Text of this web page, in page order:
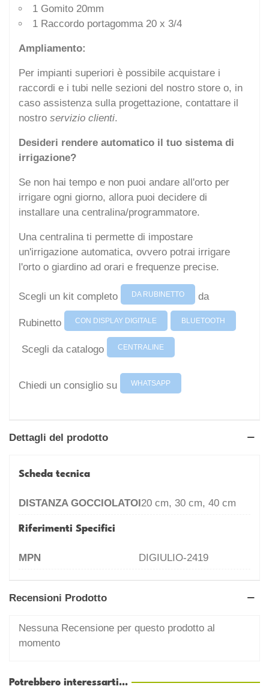
1 Gomito 20mm
1 Raccordo portagomma 20 x 3/4
Ampliamento:
Per impianti superiori è possibile acquistare i
raccordi e i tubi nelle sezioni del nostro store o, in
caso assistenza sulla progettazione, contattare il
nostro servizio clienti.
Desideri rendere automatico il tuo sistema di
irrigazione?
Se non hai tempo e non puoi andare all'orto per
irrigare ogni giorno, allora puoi decidere di
installare una centralina/programmatore.
Una centralina ti permette di impostare
un'irrigazione automatica, ovvero potrai irrigare
l'orto o giardino ad orari e frequenze precise.
Scegli un kit completo DA RUBINETTO da
Rubinetto CON DISPLAY DIGITALE BLUETOOTH
Scegli da catalogo CENTRALINE
Chiedi un consiglio su WHATSAPP
Dettagli del prodotto
Scheda tecnica
DISTANZA GOCCIOLATOI20 cm, 30 cm, 40 cm
Riferimenti Specifici
MPN DIGIULIO-2419
Recensioni Prodotto
Nessuna Recensione per questo prodotto al
momento
Potrebbero interessarti...